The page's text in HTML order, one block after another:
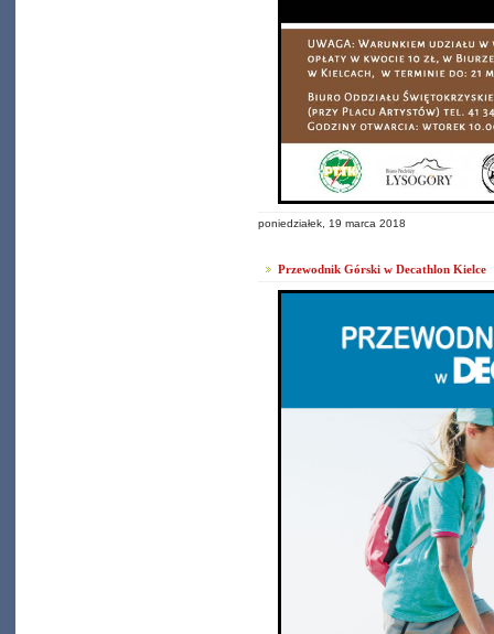
poniedziałek, 19 marca 2018
Przewodnik Górski w Decathlon Kielce